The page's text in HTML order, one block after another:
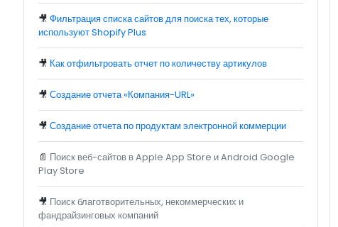
🎥 Фильтрация списка сайтов для поиска тех, которые
используют Shopify Plus
🎥 Как отфильтровать отчет по количеству артикулов
🎥 Создание отчета «Компания-URL»
🎥 Создание отчета по продуктам электронной коммерции
📄 Поиск веб-сайтов в Apple App Store и Android Google
Play Store
🎥 Поиск благотворительных, некоммерческих и
фандрайзинговых компаний